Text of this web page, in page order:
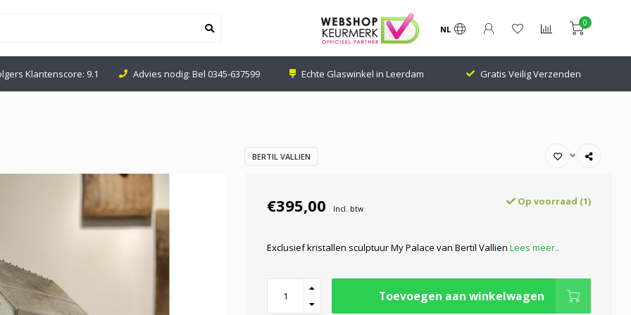
NL
0
Klantenscore: 9.1 Advies nodig: Bel 0345-637599 Echte Glaswinkel in Leerdam Gratis Veilig Verzenden
BERTIL VALLIEN
€395,00 Incl. btw
Op voorraad (1)
Exclusief kristallen sculptuur My Palace van Bertil Vallien Lees meer..
Toevoegen aan winkelwagen